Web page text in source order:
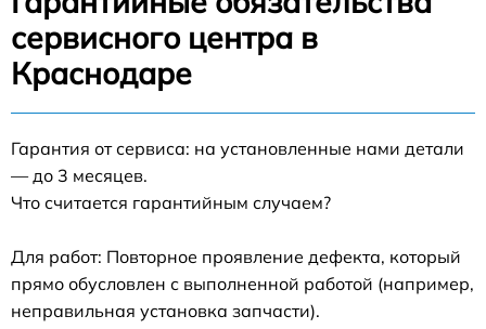
сервисного центра в
Краснодаре
Гарантия от сервиса: на установленные нами детали
— до 3 месяцев.
Что считается гарантийным случаем?
Для работ: Повторное проявление дефекта, который
прямо обусловлен с выполненной работой (например,
неправильная установка запчасти).